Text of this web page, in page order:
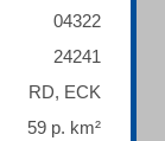
04322
24241
RD, ECK
59 p. km²